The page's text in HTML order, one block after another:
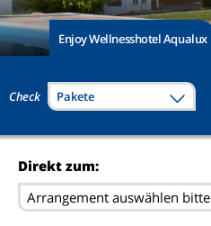
Enjoy Wellnesshotel Aqualux
Check Pakete
Direkt zum:
Arrangement auswählen bitte